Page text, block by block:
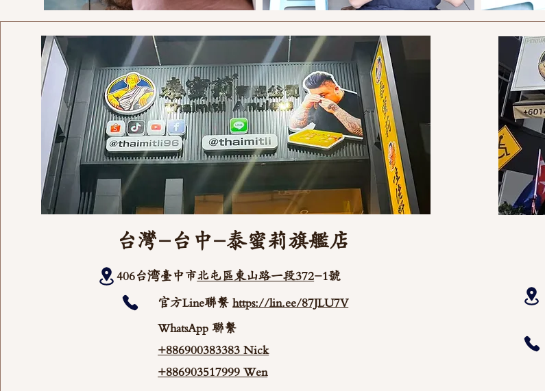
台灣-台中-泰蜜莉旗艦店
406台湾臺中市北屯區東山路一段372-1號
官方Line聯繫https://lin.ee/87JLU7V
WhatsApp 聯繫
+886900383383 Nick
+886903517999 Wen